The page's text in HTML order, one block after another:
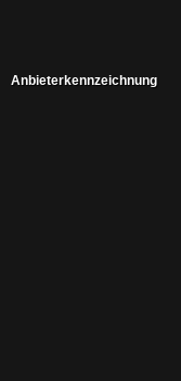
Anbieterkennzeichnung